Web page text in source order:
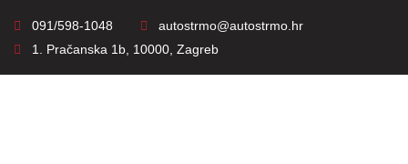
091/598-1048
autostrmo@autostrmo.hr
1. Pračanska 1b, 10000, Zagreb